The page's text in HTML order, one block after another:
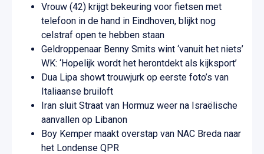
Vrouw (42) krijgt bekeuring voor fietsen met
telefoon in de hand in Eindhoven, blijkt nog
celstraf open te hebben staan
Geldroppenaar Benny Smits wint ‘vanuit het niets’
WK: ‘Hopelijk wordt het herontdekt als kijksport’
Dua Lipa showt trouwjurk op eerste foto’s van
Italiaanse bruiloft
Iran sluit Straat van Hormuz weer na Israëlische
aanvallen op Libanon
Boy Kemper maakt overstap van NAC Breda naar
het Londense QPR